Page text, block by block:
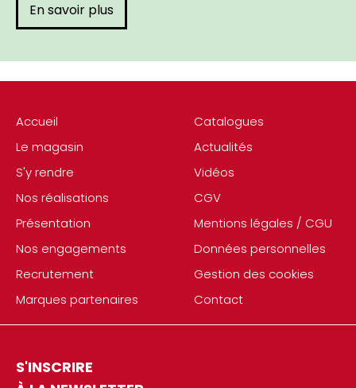
Accueil
Le magasin
S'y rendre
Nos réalisations
Présentation
Nos engagements
Recrutement
Marques partenaires
Catalogues
Actualités
Vidéos
CGV
Mentions légales / CGU
Données personnelles
Gestion des cookies
Contact
S'INSCRIRE
En savoir plus